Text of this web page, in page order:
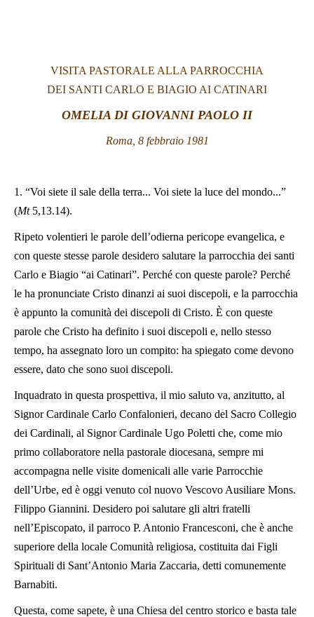
VISITA PASTORALE ALLA PARROCCHIA
DEI SANTI CARLO E BIAGIO AI CATINARI
OMELIA DI GIOVANNI PAOLO II
Roma, 8 febbraio 1981
1. “Voi siete il sale della terra... Voi siete la luce del mondo...”
(Mt5,13.14).
Ripeto volentieri le parole dell’odierna pericope evangelica, e
con queste stesse parole desidero salutare la parrocchia dei santi
Carlo e Biagio “ai Catinari”. Perché con queste parole? Perché
le ha pronunciate Cristo dinanzi ai suoi discepoli, e la parrocchia
è appunto la comunità dei discepoli di Cristo. È con queste
parole che Cristo ha definito i suoi discepoli e, nello stesso
tempo, ha assegnato loro un compito: ha spiegato come devono
essere, dato che sono suoi discepoli.
Inquadrato in questa prospettiva, il mio saluto va, anzitutto, al
Signor Cardinale Carlo Confalonieri, decano del Sacro Collegio
dei Cardinali, al Signor Cardinale Ugo Poletti che, come mio
primo collaboratore nella pastorale diocesana, sempre mi
accompagna nelle visite domenicali alle varie Parrocchie
dell’Urbe, ed è oggi venuto col nuovo Vescovo Ausiliare Mons.
Filippo Giannini. Desidero poi salutare gli altri fratelli
nell’Episcopato, il parroco P. Antonio Francesconi, che è anche
superiore della locale Comunità religiosa, costituita dai Figli
Spirituali di Sant’Antonio Maria Zaccaria, detti comunemente
Barnabiti.
Questa, come sapete, è una Chiesa del centro storico e basta tale